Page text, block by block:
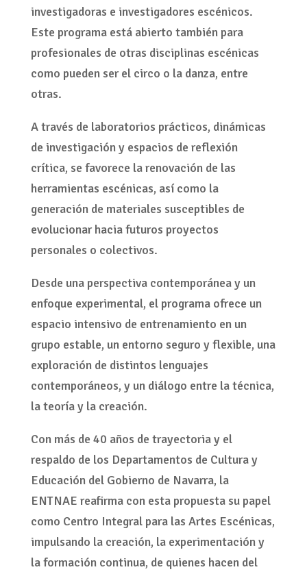
investigadoras e investigadores escénicos.
Este programa está abierto también para
profesionales de otras disciplinas escénicas
como pueden ser el circo o la danza, entre
otras.
A través de laboratorios prácticos, dinámicas
de investigación y espacios de reflexión
crítica, se favorece la renovación de las
herramientas escénicas, así como la
generación de materiales susceptibles de
evolucionar hacia futuros proyectos
personales o colectivos.
Desde una perspectiva contemporánea y un
enfoque experimental, el programa ofrece un
espacio intensivo de entrenamiento en un
grupo estable, un entorno seguro y flexible, una
exploración de distintos lenguajes
contemporáneos, y un diálogo entre la técnica,
la teoría y la creación.
Con más de 40 años de trayectoria y el
respaldo de los Departamentos de Cultura y
Educación del Gobierno de Navarra, la
ENTNAE reafirma con esta propuesta su papel
como Centro Integral para las Artes Escénicas,
impulsando la creación, la experimentación y
la formación continua, de quienes hacen del